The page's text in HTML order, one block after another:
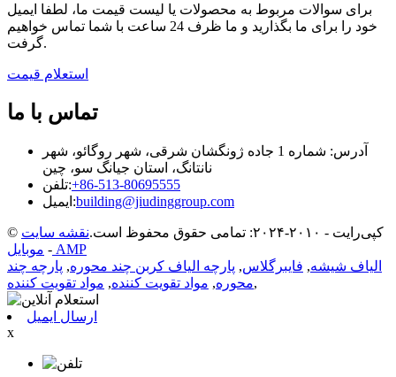
برای سوالات مربوط به محصولات یا لیست قیمت ما، لطفا ایمیل
خود را برای ما بگذارید و ما ظرف 24 ساعت با شما تماس خواهیم
گرفت.
استعلام قیمت
تماس با ما
آدرس: شماره 1 جاده ژونگشان شرقی، شهر روگائو، شهر
نانتانگ، استان جیانگ سو، چین
تلفن:‎+86-513-80695555‎
ایمیل:building@jiudinggroup.com
© کپی‌رایت - ۲۰۱۰-۲۰۲۴: تمامی حقوق محفوظ است.
نقشه سایت
- موبایل AMP
الیاف شیشه, فایبرگلاس, پارچه الیاف کربن چند محوره, پارچه چند
محوره, مواد تقویت کننده, مواد تقویت کننده ,
ارسال ایمیل
x